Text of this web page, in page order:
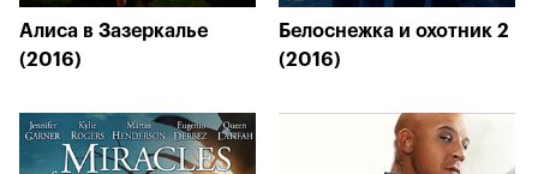
Алиса в Зазеркалье
(2016)
Белоснежка и охотник 2
(2016)